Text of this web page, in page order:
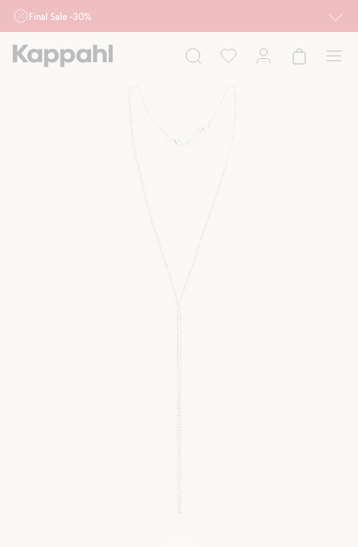
Final Sale -30%
działu outlet do 10.8 w sklepach Kappahl i Newbie oraz na kappahl.com. Ofert
nie łączymy